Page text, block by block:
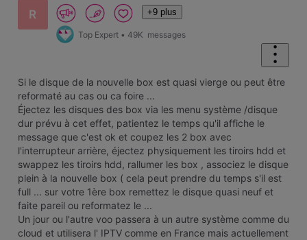
R +9 plus
Top Expert • 49K messages
Si le disque de la nouvelle box est quasi vierge ou peut être
reformaté au cas ou ca foire ...
Éjectez les disques des box via les menu système /disque
dur prévu à cet effet, patientez le temps qu'il affiche le
message que c'est ok et coupez les 2 box avec
l'interrupteur arrière, éjectez physiquement les tiroirs hdd et
swappez les tiroirs hdd, rallumer les box , associez le disque
plein à la nouvelle box ( cela peut prendre du temps s'il est
full ... sur votre 1ère box remettez le disque quasi neuf et
faite pareil ou reformatez le ...
Un jour ou l'autre voo passera à un autre système comme du
cloud et utilisera l' IPTV comme en France mais actuellement